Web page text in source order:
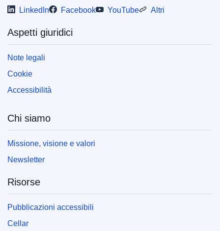
LinkedIn Facebook YouTube Altri
Aspetti giuridici
Note legali
Cookie
Accessibilità
Chi siamo
Missione, visione e valori
Newsletter
Risorse
Pubblicazioni accessibili
Cellar